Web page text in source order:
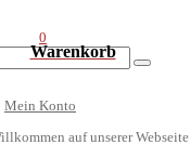
Warenkorb
0
Mein Konto
auf unserer Webseite